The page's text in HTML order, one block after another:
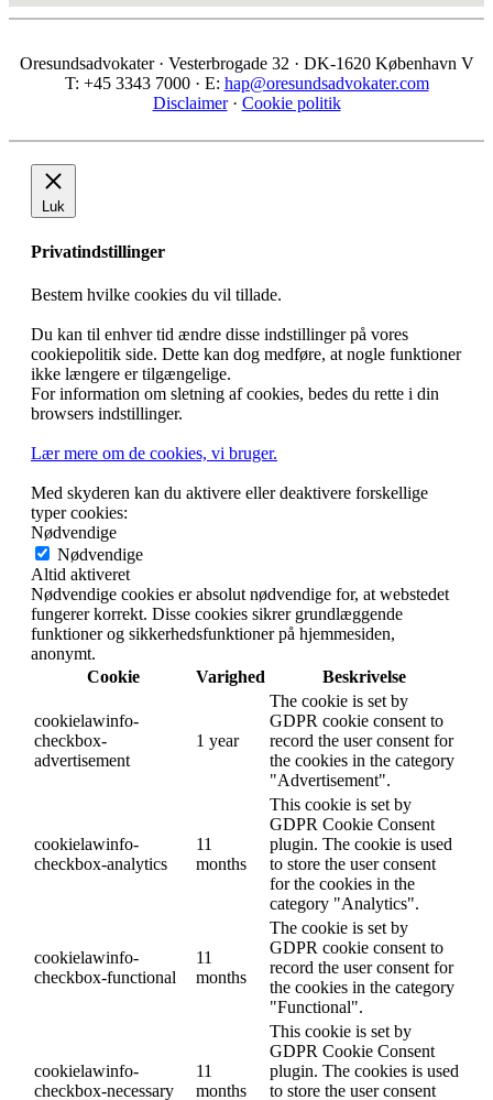
Oresundsadvokater
DK-1620 København V
T: +45 3343 7000
hap@oresundsadvokater.com
Oresundsadvokater · Vesterbrogade 32 · DK-1620 København V
T: +45 3343 7000 · E:
Privatindstillinger
Bestem hvilke cookies du vil tillade.
Du kan til enhver tid ændre disse indstillinger på vores
cookiepolitik side. Dette kan dog medføre, at nogle funktioner
ikke længere er tilgængelige.
For information om sletning af cookies, bedes du rette i din
Lær mere om de cookies, vi bruger.
Med skyderen kan du aktivere eller deaktivere forskellige
typer cookies:
Nødvendige cookies er absolut nødvendige for, at webstedet
fungerer korrekt. Disse cookies sikrer grundlæggende